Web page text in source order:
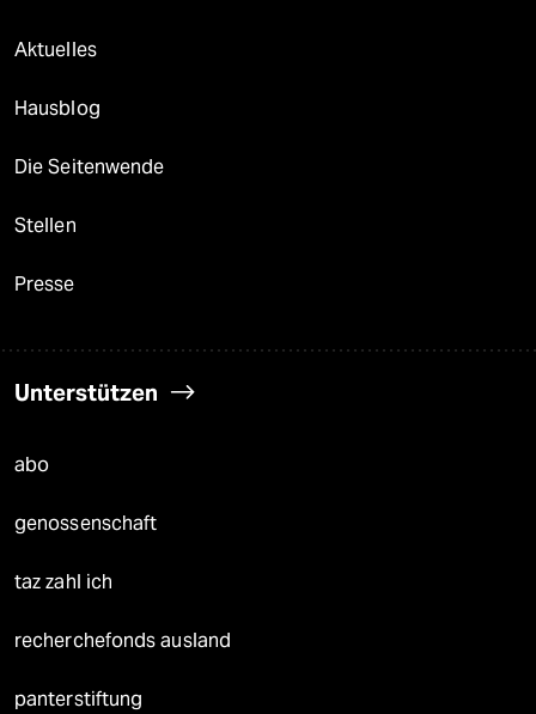
Aktuelles
Hausblog
Die Seitenwende
Stellen
Presse
Unterstützen
abo
genossenschaft
taz zahl ich
recherchefonds ausland
panterstiftung